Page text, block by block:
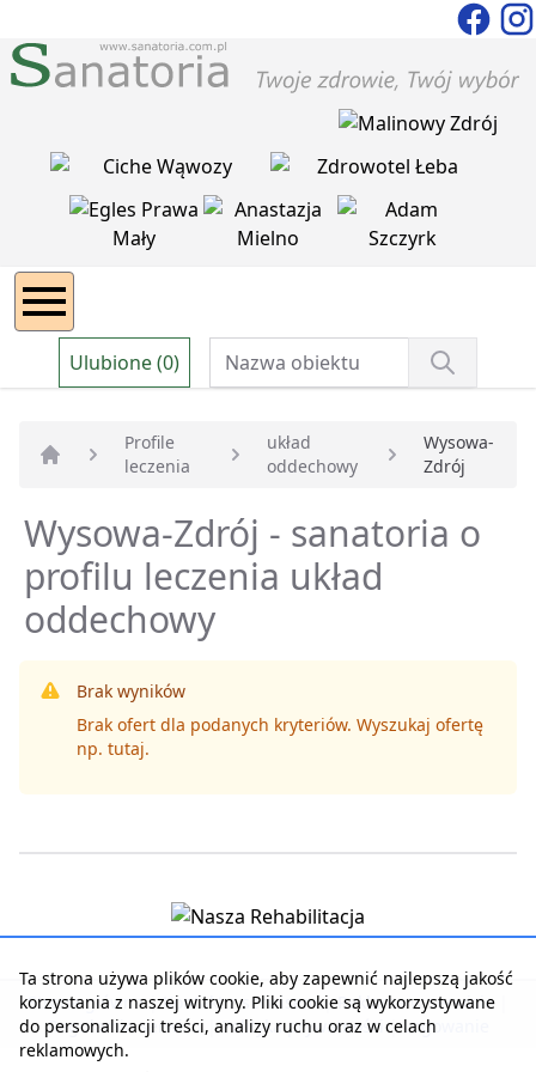
Ulubione (0)
Strona główna
Profile
leczenia
układ
oddechowy
Wysowa-
Zdrój
Wysowa-Zdrój - sanatoria o
profilu leczenia układ
oddechowy
Brak wyników
Brak ofert dla podanych kryteriów. Wyszukaj ofertę
np. tutaj.
Strona główna | Kontakt z serwisem | Reklama w serwisie
Regulamin serwisu | Polityka prywatności | Logowanie
Ta strona używa plików cookie, aby zapewnić najlepszą jakość
korzystania z naszej witryny. Pliki cookie są wykorzystywane
do personalizacji treści, analizy ruchu oraz w celach
reklamowych.